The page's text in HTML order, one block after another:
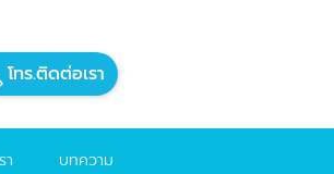
โทร.ติดต่อเรา
า บทความ